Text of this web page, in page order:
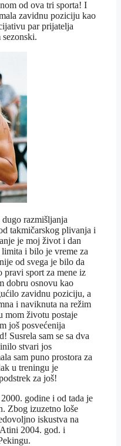
od ova tri sporta! I
zavidnu poziciju kao
par prijatelja
razmišljanja
takmičarskog plivanja i
je moj život i dan
i bilo je vreme za
od svega je bilo da
pravi sport za mene iz
dobru osnovu kao
zavidnu poziciju, a
i naviknuta na režim
mom životu postaje
još posvećenija
Susrela sam se sa dva
stvari jos
sam puno prostora za
u treningu je
za još!
godine i od tada je
Zbog izuzetno loše
iskustva na
2004. god. i